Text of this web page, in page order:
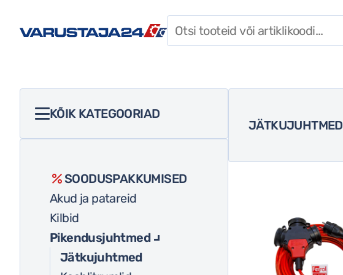
KINNITUSVAHENDID
TÖÖRIIDED
ISIKUKAITSEVAHENDID
KÕIK KATEGOORIAD
TÖÖRIISTAD
TARVIKUD
SOODUSPAKKUMISED
Akud ja patareid
Kilbid
Pikendusjuhtmed
Jätkujuhtmed
JÄTKUJUHTMED